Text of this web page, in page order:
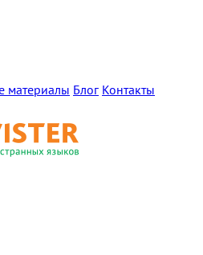
материалы Блог Контакты